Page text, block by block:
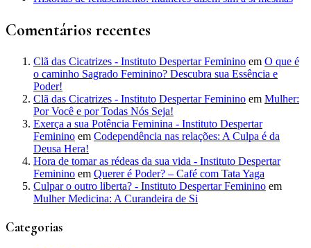
Comentários recentes
Clã das Cicatrizes - Instituto Despertar Feminino em O que é
o caminho Sagrado Feminino? Descubra sua Essência e
Poder!
Clã das Cicatrizes - Instituto Despertar Feminino em Mulher:
Por Você e por Todas Nós Seja!
Exerça a sua Potência Feminina - Instituto Despertar
Feminino em Codependência nas relações: A Culpa é da
Deusa Hera!
Hora de tomar as rédeas da sua vida - Instituto Despertar
Feminino em Querer é Poder? – Café com Tata Yaga
Culpar o outro liberta? - Instituto Despertar Feminino em
Mulher Medicina: A Curandeira de Si
Categorias